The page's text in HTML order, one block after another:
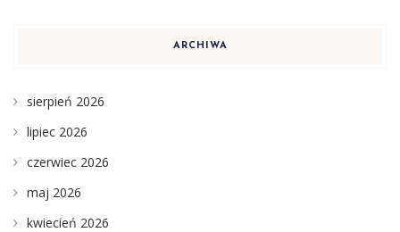
ARCHIWA
sierpień 2026
lipiec 2026
czerwiec 2026
maj 2026
kwiecień 2026